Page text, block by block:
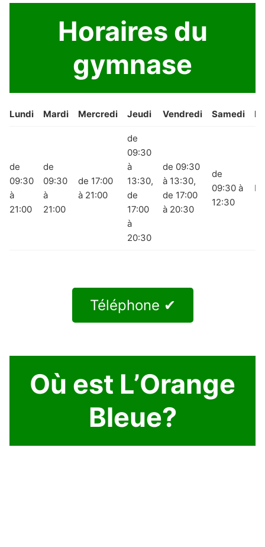
Horaires du
gymnase
Lundi Mardi Mercredi Jeudi Vendredi Samedi
de
09:30
à
21:00
de
09:30
à
21:00
de 17:00
à 21:00
de
09:30
à
13:30,
de
17:00
à
20:30
de 09:30
à 13:30,
de 17:00
à 20:30
de
09:30 à
12:30
Téléphone ✔
Où est L’Orange
Bleue?